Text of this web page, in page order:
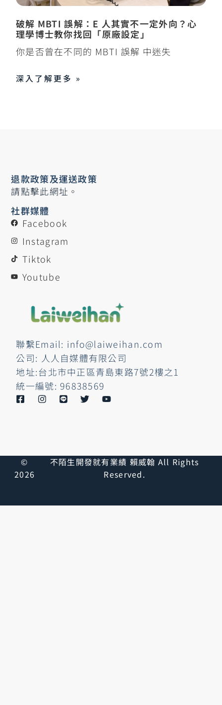
破解 MBTI 誤解：E 人其實不一定外向？心
理學博士教你找回「原廠設定」
你是否曾在不同的 MBTI 誤解 中迷失
深入了解更多 »
聯繫Email: info@laiweihan.com
公司: 人人自媒體有限公司
地址:台北市中正區青島東路7號2樓之1
統一編號: 96838569
社群媒體
Facebook
Instagram
Tiktok
Youtube
退款政策及運送政策
請點擊此網址。
©
2026
不陌生開發就有業績 賴威翰 All Rights
Reserved.